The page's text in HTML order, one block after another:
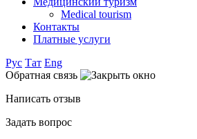
Medical tourism
Контакты
Платные услуги
Рус Тат Eng
Обратная связь
Написать отзыв
Задать вопрос